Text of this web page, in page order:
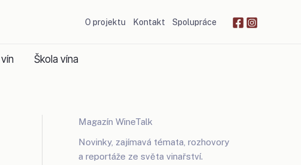
O projektu Kontakt Spolupráce
Škola vína
Magazín WineTalk
Novinky, zajímavá témata, rozhovory
a reportáže ze světa vinařství.